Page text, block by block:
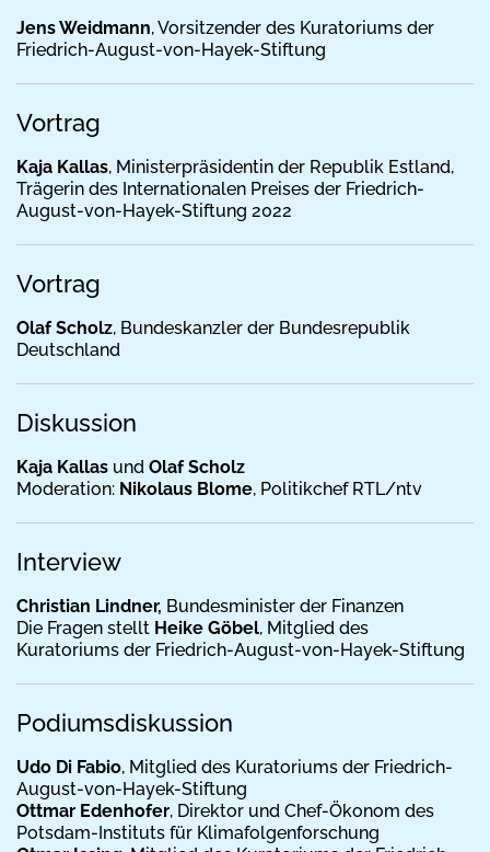
Jens Weidmann, Vorsitzender des Kuratoriums der
Friedrich-August-von-Hayek-Stiftung
Vortrag
Kaja Kallas, Ministerpräsidentin der Republik Estland,
Trägerin des Internationalen Preises der Friedrich-
August-von-Hayek-Stiftung 2022
Vortrag
Olaf Scholz, Bundeskanzler der Bundesrepublik
Deutschland
Diskussion
Kaja Kallas und Olaf Scholz
Moderation: Nikolaus Blome, Politikchef RTL/ntv
Interview
Christian Lindner, Bundesminister der Finanzen
Die Fragen stellt Heike Göbel, Mitglied des
Kuratoriums der Friedrich-August-von-Hayek-Stiftung
Podiumsdiskussion
Udo Di Fabio, Mitglied des Kuratoriums der Friedrich-
August-von-Hayek-Stiftung
Ottmar Edenhofer, Direktor und Chef-Ökonom des
Potsdam-Instituts für Klimafolgenforschung